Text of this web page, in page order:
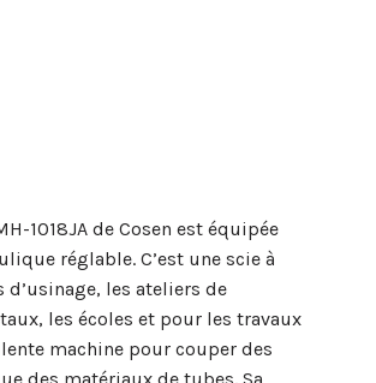
1018JA de Cosen est équipée
réglable. C’est une scie à
les ateliers de
les écoles et pour les travaux
machine pour couper des